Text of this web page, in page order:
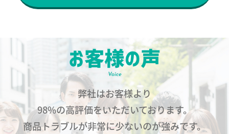
弊社はお客様より
98%の高評価をいただいております。
商品トラブルが非常に少ないのが強みです。